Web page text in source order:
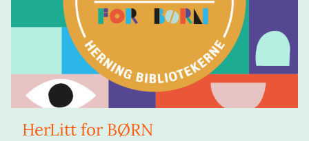
HerLitt for BØRN